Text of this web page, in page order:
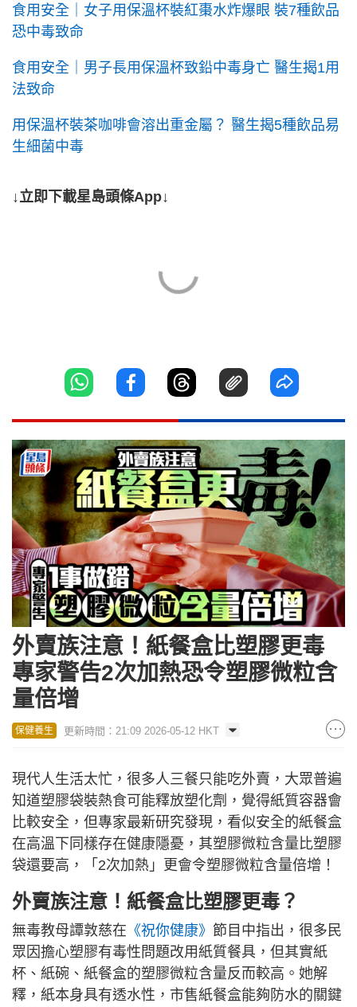
食用安全｜女子用保溫杯裝紅棗水炸爆眼 裝7種飲品
恐中毒致命
食用安全｜男子長用保溫杯致鉛中毒身亡 醫生揭1用
法致命
用保溫杯裝茶咖啡會溶出重金屬？ 醫生揭5種飲品易
生細菌中毒
↓立即下載星島頭條App↓
外賣族注意！紙餐盒比塑膠更毒
專家警告2次加熱恐令塑膠微粒含
量倍增
保健養生 更新時間：21:09 2026-05-12 HKT
現代人生活太忙，很多人三餐只能吃外賣，大眾普遍
知道塑膠袋裝熱食可能釋放塑化劑，覺得紙質容器會
比較安全，但專家最新研究發現，看似安全的紙餐盒
在高溫下同樣存在健康隱憂，其塑膠微粒含量比塑膠
袋還要高，「2次加熱」更會令塑膠微粒含量倍增！
外賣族注意！紙餐盒比塑膠更毒？
無毒教母譚敦慈在 《祝你健康》 節目中指出，很多民
眾因擔心塑膠有毒性問題改用紙質餐具，但其實紙
杯、紙碗、紙餐盒的塑膠微粒含量反而較高。她解
釋，紙本身具有透水性，市售紙餐盒能夠防水的關鍵